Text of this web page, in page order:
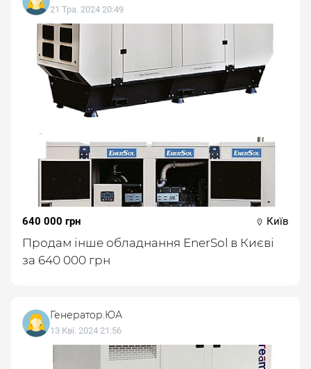
21 Тра. 2024 20:49
640 000 грн Київ
Продам інше обладнання EnerSol в Києві
за 640 000 грн
Генератор.ЮА
13 Кві. 2024 21:56